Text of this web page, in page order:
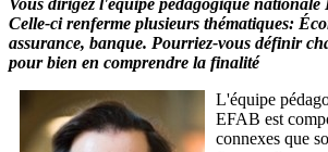
Celle-ci renferme plusieurs thématiques:
assurance, banque. Pourriez-vous définir
pour bien en comprendre la finalité
L'équipe
EFAB est
connexes que